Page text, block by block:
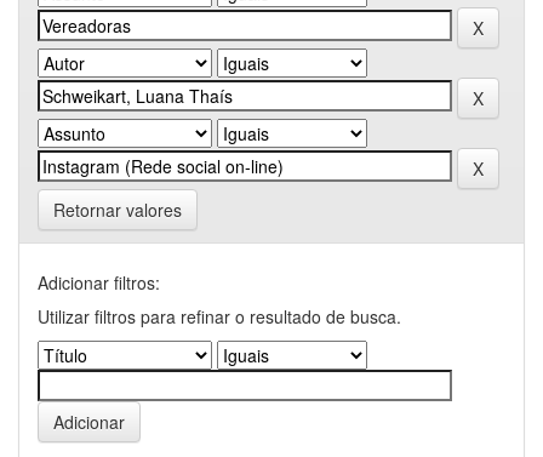
Retornar valores
Adicionar filtros:
Utilizar filtros para refinar o resultado de busca.